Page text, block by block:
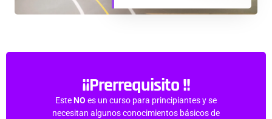
¡¡Prerrequisito !!
EsteNO es un curso para principiantes y se
necesitan algunos conocimientos básicos de